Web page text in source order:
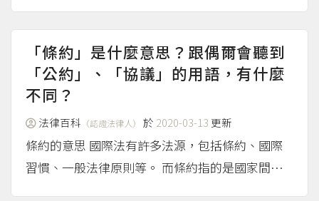
為雙方當初的約定已約好若將來有糾紛時，交由仲
裁制度處理的仲裁條款，又或是因為糾紛發生時另
外簽了仲裁協議的...（more...）
「條約」是什麼意思？跟偶爾會聽到
「公約」、「協議」的用語，有什麼
不同？
法律百科 （認證法律人） 於 2020-03-13 更新
條約的意思 國際法有許多法源，包括條約、國際
習慣、一般法律原則等。 而條約指的是國家間所